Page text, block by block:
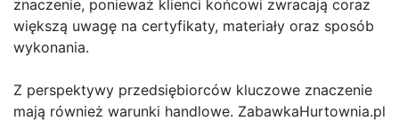
znaczenie, ponieważ klienci końcowi zwracają coraz
większą uwagę na certyfikaty, materiały oraz sposób
wykonania.
Z perspektywy przedsiębiorców kluczowe znaczenie
mają również warunki handlowe. ZabawkaHurtownia.pl